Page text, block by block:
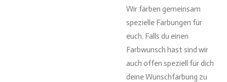
Wir färben gemeinsam
spezielle Färbungen für
euch. Falls du einen
Farbwunsch hast sind wir
auch offen speziell für dich
deine Wunschfärbung zu